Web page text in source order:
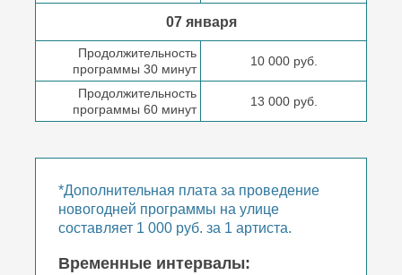
07 января
Продолжительность
программы 30 минут
10 000 руб.
Продолжительность
программы 60 минут
13 000 руб.
*Дополнительная плата за проведение
новогодней программы на улице
составляет 1 000 руб. за 1 артиста.
Временные интервалы: